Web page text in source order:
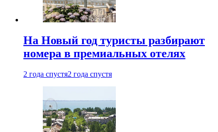
На Новый год туристы разбирают
номера в премиальных отелях
2 года спустя2 года спустя